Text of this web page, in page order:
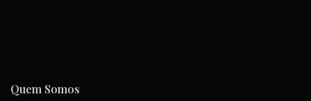
Quem Somos